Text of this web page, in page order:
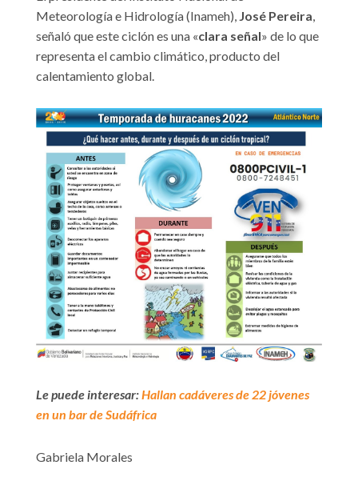
Meteorología e Hidrología (Inameh), José Pereira
señaló que este ciclón es una «clara señal» de lo que
representa el cambio climático, producto del
calentamiento global.
Le puede interesar:Hallan cadáveres de 22 jóvenes
en un bar de Sudáfrica
Gabriela Morales